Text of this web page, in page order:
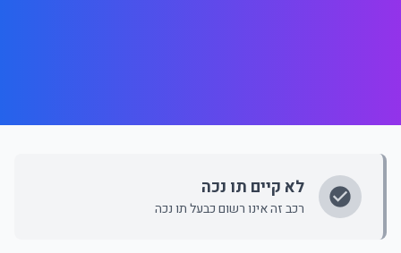
לא קיים תו נכה
רכב זה אינו רשום כבעל תו נכה